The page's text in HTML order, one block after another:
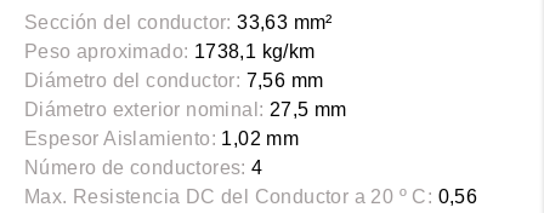
Sección del conductor: 33,63 mm²
Peso aproximado: 1738,1 kg/km
Diámetro del conductor: 7,56 mm
Diámetro exterior nominal: 27,5 mm
Espesor Aislamiento: 1,02 mm
Número de conductores: 4
Max. Resistencia DC del Conductor a 20 º C: 0,56